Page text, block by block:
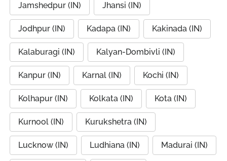
Jamshedpur (IN) Jhansi (IN)
Jodhpur (IN) Kadapa (IN) Kakinada (IN)
Kalaburagi (IN) Kalyan-Dombivli (IN)
Kanpur (IN) Karnal (IN) Kochi (IN)
Kolhapur (IN) Kolkata (IN) Kota (IN)
Kurnool (IN) Kurukshetra (IN)
Lucknow (IN) Ludhiana (IN) Madurai (IN)